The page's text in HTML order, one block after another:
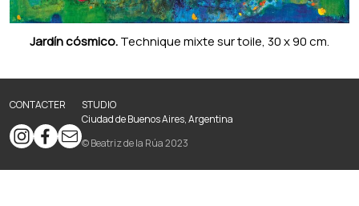
Biographie
Livres
Jardín cósmico.Technique mixte sur toile, 30 x 90 cm.
CONTACTER
STUDIO
Ciudad de Buenos Aires, Argentina
© Beatriz de la Rúa 2023